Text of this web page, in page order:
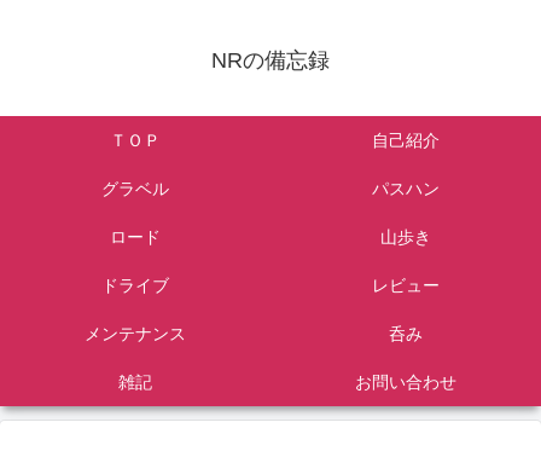
NRの備忘録
ＴＯＰ 自己紹介
グラベル パスハン
ロード 山歩き
ドライブ レビュー
メンテナンス 呑み
雑記 お問い合わせ